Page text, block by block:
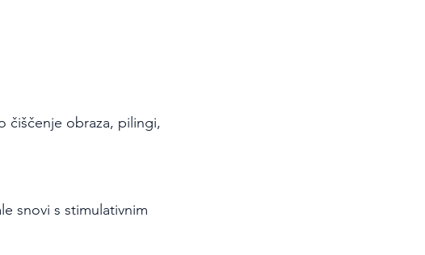
čiščenje obraza, pilingi,
snovi s stimulativnim